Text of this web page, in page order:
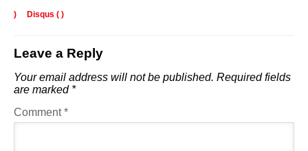
) Disqus ( )
Leave a Reply
Your email address will not be published. Required fields
are marked *
Comment*